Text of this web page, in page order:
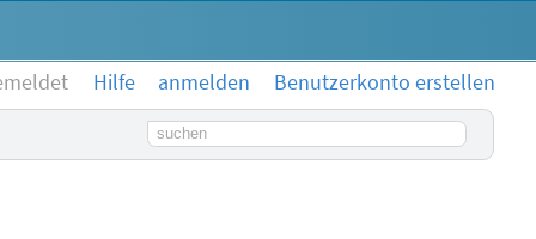
Hilfe anmelden
Benutzerkonto erstellen
Suchbegriff